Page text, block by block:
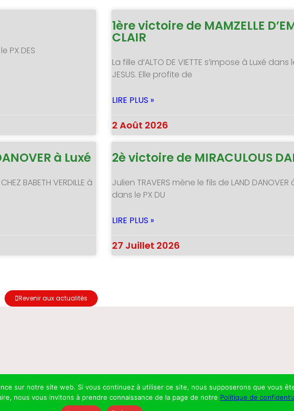
PX DES
1ère victoire de MAMZELLE
CLAIR
La fille d’ALTO DE VIETTE s’impose à Luxé dans
JESUS. Elle profite de
LIRE PLUS »
2 Août 2026
à Luxé
BABETH VERDILLE à
2è victoire de MIRACULOUS
Julien TRAVERS mène le fils de LAND
dans le PX DU
LIRE PLUS »
27 Juillet 2026
Revenir aux actualités
sur notre site web. Si vous continuez à utiliser ce site, nous supposerons que vous
nous vous invitons à prendre connaissance de la page de notre Politique de